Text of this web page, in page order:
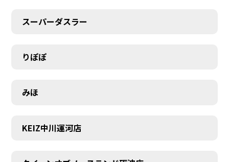
スーパーダスラー
りぽぽ
みほ
KEIZ中川運河店